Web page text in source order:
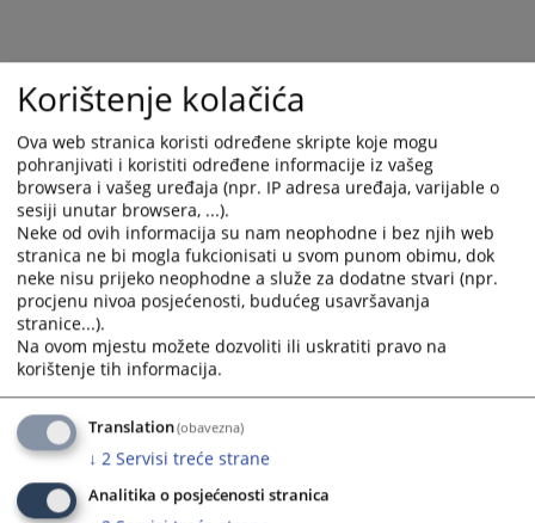
rada izvršnih odjeljenja u sudovima u Bosni i Hercegovini,
Visoko sudsko i tužilačko vijeće BiH, u saradnji sa Švedskom
agencijom za izvršenje, nastavlja sa intenzivnom realizacijom
aktivnosti.
Održani su sastanci sa predstavnicima Općinskog suda u
Travniku, Općinskog suda u Sarajevu i Općinskog suda u Tuzli
te Osnovnog suda u Bijeljini, kao sudovima koji su ostvarili
značajne rezultate u unapređenju izvršnog postupka, a na
osnovu kontinuirane primjene preporuka za unapređenje rada
izvršnih odjeljenja u sudovima u Bosni i Hercegovini.
Podsjećanja radi, preporuke za unapređenje rada izvršnih
odjeljenja u sudovima, nastale su kao rezultat aktivnosti
projekta Unapređenja efikasnosti sudova i odgovornosti sudija i
tužilaca u BiH, u saradnji sa Švedskom agencijom za izvršenje,
a nakon niza održanih sastanaka, izrađene „
procesa, organizacije, radnih metoda i zaostataka u rješavanju
predmeta izvršnih odjeljenja pilot-sudova“
Korištenje kolačića
Ova web stranica koristi određene skripte koje mogu
pohranjivati i koristiti određene informacije iz vašeg
browsera i vašeg uređaja (npr. IP adresa uređaja, varijable o
sesiji unutar browsera, ...).
Neke od ovih informacija su nam neophodne i bez njih web
stranica ne bi mogla fukcionisati u svom punom obimu, dok
neke nisu prijeko neophodne a služe za dodatne stvari (npr.
procjenu nivoa posjećenosti, budućeg usavršavanja
stranice...).
Na ovom mjestu možete dozvoliti ili uskratiti pravo na
korištenje tih informacija.
Translation(obavezna)
↓ 2 Servisi treće strane
Analitika o posjećenosti stranica